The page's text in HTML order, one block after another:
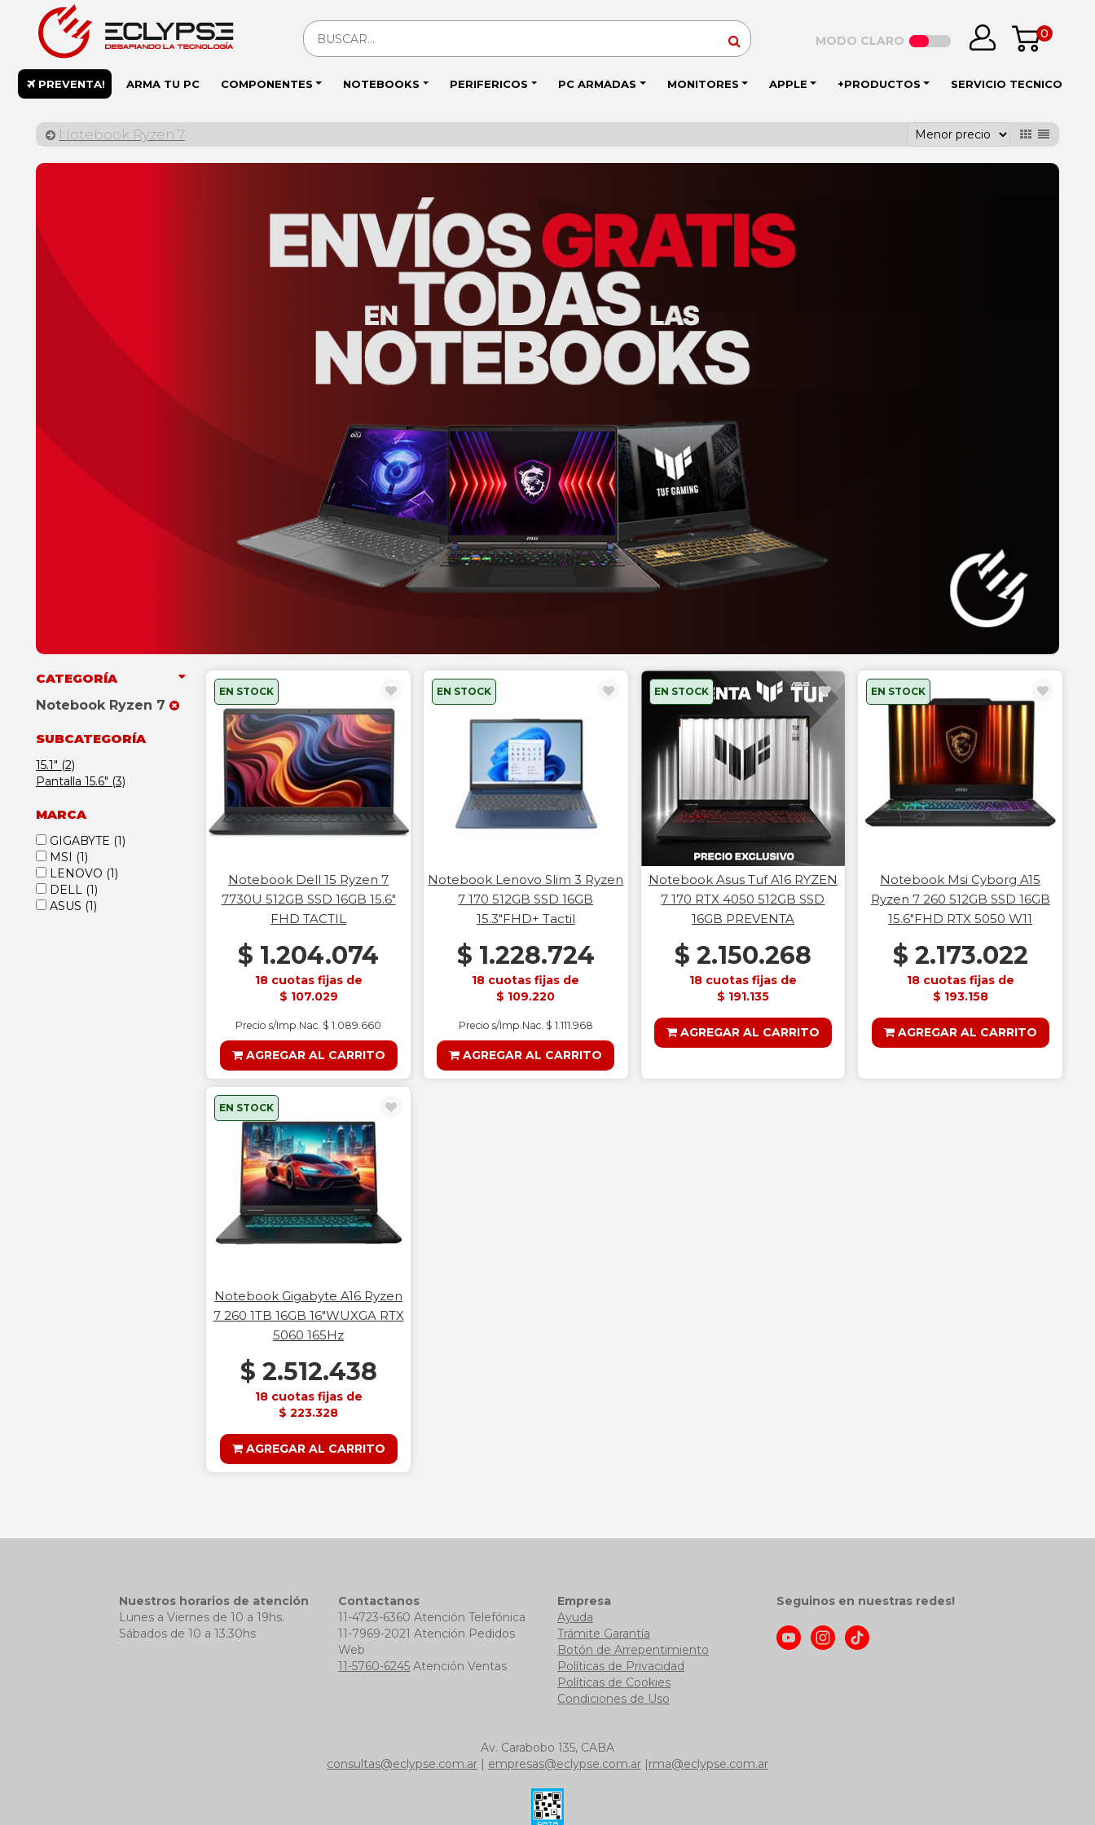
0
MODO CLARO
PREVENTA! ARMA TU PC COMPONENTES NOTEBOOKS PERIFERICOS PC ARMADAS MONITORES APPLE +PRODUCTOS SERVICIO TECNICO
Notebook Ryzen 7
CATEGORÍA
Notebook Ryzen 7
SUBCATEGORÍA
15.1" (2)
Pantalla 15.6" (3)
MARCA
GIGABYTE (1)
MSI (1)
LENOVO (1)
DELL (1)
ASUS (1)
Notebook Dell 15 Ryzen 7
7730U 512GB SSD 16GB 15.6"
FHD TACTIL
$ 1.204.074
18 cuotas fijas de
$ 107.029
Precio s/Imp.Nac. $ 1.089.660
AGREGAR AL CARRITO
EN STOCK
Notebook Lenovo Slim 3 Ryzen
7 170 512GB SSD 16GB
15.3"FHD+ Tactil
$ 1.228.724
18 cuotas fijas de
$ 109.220
Precio s/Imp.Nac. $ 1.111.968
AGREGAR AL CARRITO
EN STOCK
Notebook Asus Tuf A16 RYZEN
7 170 RTX 4050 512GB SSD
16GB PREVENTA
$ 2.150.268
18 cuotas fijas de
$ 191.135
AGREGAR AL CARRITO
EN STOCK
Notebook Msi Cyborg A15
Ryzen 7 260 512GB SSD 16GB
15.6"FHD RTX 5050 W11
$ 2.173.022
18 cuotas fijas de
$ 193.158
AGREGAR AL CARRITO
EN STOCK
Notebook Gigabyte A16 Ryzen
7 260 1TB 16GB 16"WUXGA RTX
5060 165Hz
$ 2.512.438
18 cuotas fijas de
$ 223.328
AGREGAR AL CARRITO
EN STOCK
Nuestros horarios de atención
Lunes a Viernes de 10 a 19hs.
Sábados de 10 a 13:30hs
Contactanos
11-4723-6360 Atención Telefónica
11-7969-2021 Atención Pedidos
Web
11-5760-6245 Atención Ventas
Empresa
Ayuda
Trámite Garantía
Botón de Arrepentimiento
Políticas de Privacidad
Políticas de Cookies
Condiciones de Uso
Seguinos en nuestras redes!
Av. Carabobo 135, CABA
consultas@eclypse.com.ar | empresas@eclypse.com.ar |rma@eclypse.com.ar